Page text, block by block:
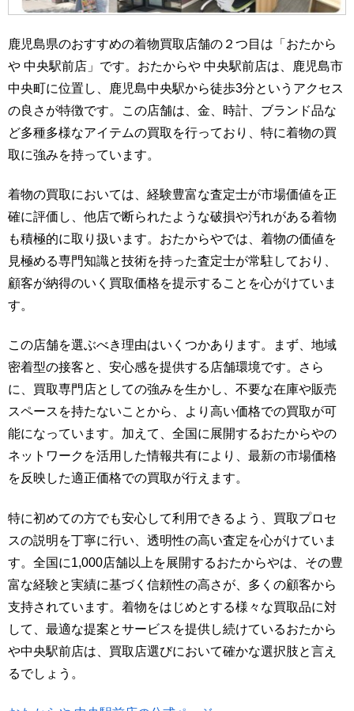
鹿児島県のおすすめの着物買取店舗の２つ目は「おたから
や 中央駅前店」です。おたからや 中央駅前店は、鹿児島市
中央町に位置し、鹿児島中央駅から徒歩3分というアクセス
の良さが特徴です。この店舗は、金、時計、ブランド品な
ど多種多様なアイテムの買取を行っており、特に着物の買
取に強みを持っています。
着物の買取においては、経験豊富な査定士が市場価値を正
確に評価し、他店で断られたような破損や汚れがある着物
も積極的に取り扱います。おたからやでは、着物の価値を
見極める専門知識と技術を持った査定士が常駐しており、
顧客が納得のいく買取価格を提示することを心がけていま
す。
この店舗を選ぶべき理由はいくつかあります。まず、地域
密着型の接客と、安心感を提供する店舗環境です。さら
に、買取専門店としての強みを生かし、不要な在庫や販売
スペースを持たないことから、より高い価格での買取が可
能になっています。加えて、全国に展開するおたからやの
ネットワークを活用した情報共有により、最新の市場価格
を反映した適正価格での買取が行えます。
特に初めての方でも安心して利用できるよう、買取プロセ
スの説明を丁寧に行い、透明性の高い査定を心がけていま
す。全国に1,000店舗以上を展開するおたからやは、その豊
富な経験と実績に基づく信頼性の高さが、多くの顧客から
支持されています。着物をはじめとする様々な買取品に対
して、最適な提案とサービスを提供し続けているおたから
や中央駅前店は、買取店選びにおいて確かな選択肢と言え
るでしょう。